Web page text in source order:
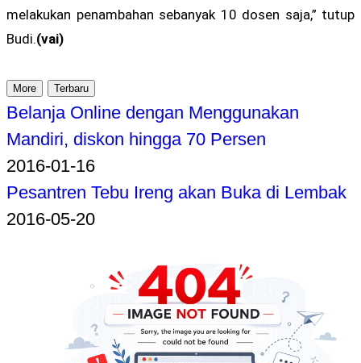
melakukan penambahan sebanyak 10 dosen saja,” tutup
Budi.(vai)
More Terbaru
Belanja Online dengan Menggunakan
Mandiri, diskon hingga 70 Persen
2016-01-16
Pesantren Tebu Ireng akan Buka di Lembak
2016-05-20